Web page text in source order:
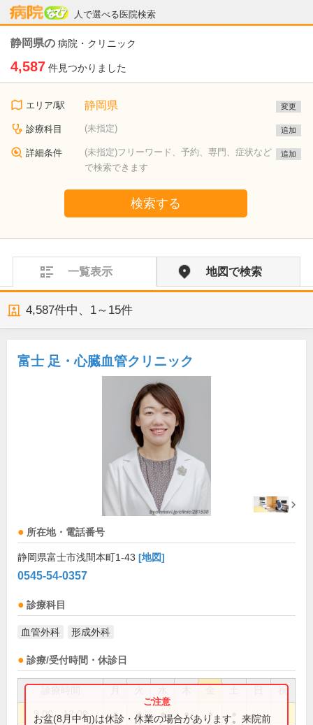
人で選べる医院検索
病院なび
静岡県の 病院・クリニック
4,587 件見つかりました
エリア/駅 静岡県 変更
診療科目 (未指定) 追加
詳細条件
(未指定)フリーワード、予約、専門、症状など
で検索できます
追加
検索する
一覧表示 地図で検索
4,587件中、 1～15件
富士 足・心臓血管クリニック
所在地・電話番号
静岡県富士市浅間本町1-43 [地図]
0545-54-0357
診療科目
血管外科 形成外科
診療/受付時間・休診日
祝
9:00～12:00 ● ● ● ● ●
お盆(8月中旬)は休診・休業の場合があります。来院前